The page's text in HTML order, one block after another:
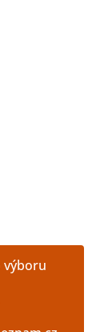
výboru